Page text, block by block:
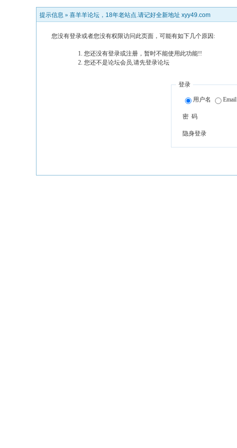
提示信息 » 喜羊羊论坛，18年老站点.请记好全新地址 xyy49.com
您没有登录或者您没有权限访问此页面，可能有如下几个原因:
您还没有登录或注册，暂时不能使用此功能!!
您还不是论坛会员,请先登录论坛
登录
用户名 Email
密 码
隐身登录